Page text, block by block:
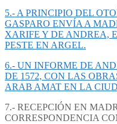
5.- A PRINCIPIO DEL
GASPARO ENVÍA A
XARIFE Y DE ANDREA,
PESTE EN ARGEL.
6.- UN INFORME DE
DE 1572, CON LAS
ARAB AMAT EN LA
7.- RECEPCIÓN EN
CORRESPONDENCIA